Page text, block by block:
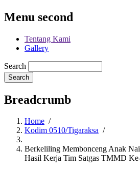
Menu second
Tentang Kami
Gallery
Search
Breadcrumb
Home /
Kodim 0510/Tigaraksa /
Berkeliling Membonceng Anak
Hasil Kerja Tim Satgas TMMD